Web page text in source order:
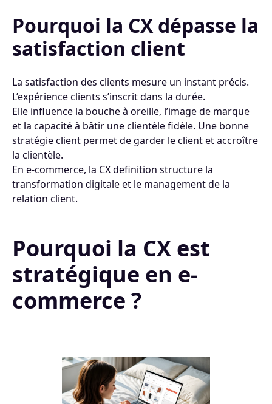
Pourquoi la CX dépasse la
satisfaction client
La satisfaction des clients mesure un instant précis.
L’expérience clients s’inscrit dans la durée.
Elle influence la bouche à oreille, l’image de marque
et la capacité à bâtir une clientèle fidèle. Une bonne
stratégie client permet de garder le client et accroître
la clientèle.
En e-commerce, la CX definition structure la
transformation digitale et le management de la
relation client.
Pourquoi la CX est
stratégique en e-
commerce ?